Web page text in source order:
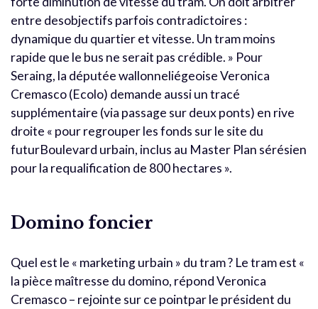
entre desobjectifs parfois contradictoires :
dynamique du quartier et vitesse. Un tram moins
rapide que le bus ne serait pas crédible. » Pour
Seraing, la députée wallonneliégeoise Veronica
Cremasco (Ecolo) demande aussi un tracé
supplémentaire (via passage sur deux ponts) en rive
droite « pour regrouper les fonds sur le site du
futurBoulevard urbain, inclus au Master Plan sérésien
pour la requalification de 800 hectares ».
Domino foncier
Quel est le « marketing urbain » du tram ? Le tram est «
la pièce maîtresse du domino, répond Veronica
Cremasco – rejointe sur ce pointpar le président du